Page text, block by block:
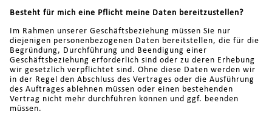
Besteht für mich eine Pflicht meine Daten bereitzustellen?
Im Rahmen unserer Geschäftsbeziehung müssen Sie nur
diejenigen personenbezogenen Daten bereitstellen, die für die
Begründung, Durchführung und Beendigung einer
Geschäftsbeziehung erforderlich sind oder zu deren Erhebung
wir gesetzlich verpflichtet sind. Ohne diese Daten werden wir
in der Regel den Abschluss des Vertrages oder die Ausführung
des Auftrages ablehnen müssen oder einen bestehenden
Vertrag nicht mehr durchführen können und ggf. beenden
müssen.